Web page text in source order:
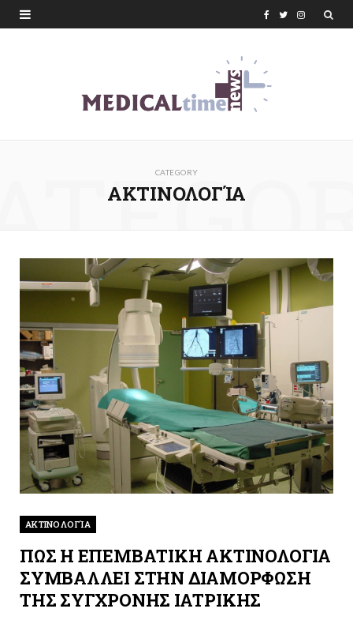
T I
CATEGORY
ΑΚΤΙΝΟΛΟΓΊΑ
ΑΚΤΙΝΟΛΟΓΊΑ
ΠΩΣ Η ΕΠΕΜΒΑΤΙΚΗ ΑΚΤΙΝΟΛΟΓΙΑ
ΣΥΜΒΑΛΛΕΙ ΣΤΗΝ ΔΙΑΜΟΡΦΩΣΗ
ΤΗΣ ΣΥΓΧΡΟΝΗΣ ΙΑΤΡΙΚΗΣ